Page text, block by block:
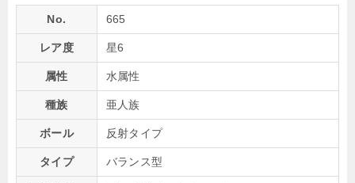
No. 665
レア度 星6
属性 水属性
種族 亜人族
ボール 反射タイプ
タイプ バランス型